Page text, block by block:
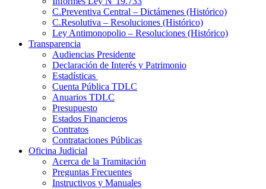
C.Preventiva Central – Dictámenes (Histórico)
C.Resolutiva – Resoluciones (Histórico)
Ley Antimonopolio – Resoluciones (Histórico)
Transparencia
Audiencias Presidente
Declaración de Interés y Patrimonio
Estadísticas
Cuenta Pública TDLC
Anuarios TDLC
Presupuesto
Estados Financieros
Contratos
Contrataciones Públicas
Oficina Judicial
Acerca de la Tramitación
Preguntas Frecuentes
Instructivos y Manuales